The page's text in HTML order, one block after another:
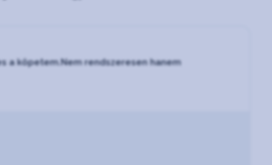
a köpetem.Nem rendszeresen hanem